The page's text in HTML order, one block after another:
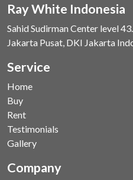
Ray White Indonesia
Sahid Sudirman Center level
Jakarta Pusat, DKI Jakarta
Service
Home
Buy
Rent
Testimonials
Gallery
Company